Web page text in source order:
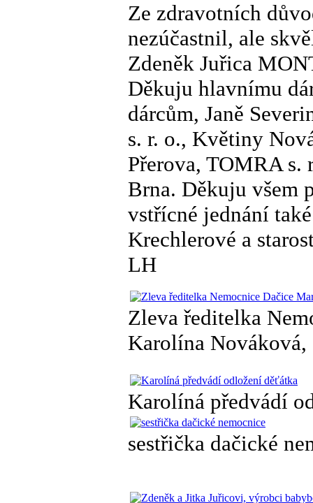
Ze zdravotních
nezúčastnil, ale
Zdeněk Juřica
Děkuju hlavnímu
dárcům, Janě
s. r. o., Květiny
Přerova, TOMRA s.
Brna. Děkuju všem
vstřícné jednání
Krechlerové a
LH
Zleva ředitelka
Karolína Nováková,
Karolíná předvádí
sestřička dačické